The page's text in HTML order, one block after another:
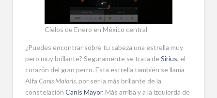
Cielos de Enero en México central
¿Puedes encontrar sobre tu cabeza una estrella muy
pero muy brillante? Seguramente se trata de Sirius, el
corazón del gran perro. Esta estrella también se llama
Alfa Canis Maioris, por ser la más brillante de la
constelación Canis Mayor. Más arriba y a la izquierda de